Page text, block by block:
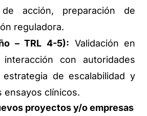
de acción, preparación de
reguladora.
– TRL 4-5): Validación en
interacción con autoridades
estrategia de escalabilidad y
ensayos clínicos.
proyectos y/o empresas